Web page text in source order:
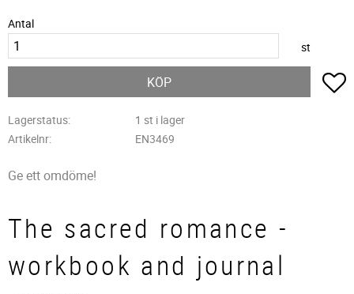
Antal
st
KÖP
Lagerstatus
1 st i lager
Artikelnr
EN3469
Ge ett omdöme!
The sacred romance -
workbook and journal